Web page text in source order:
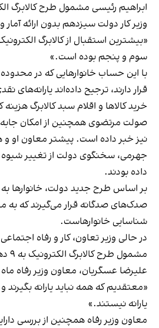
ابراهیم رئیسی مشمول طرح کالابرگ
وزیر کار دولت سیزدهم بدون ارائه
«بیشترین استقبال از کالابرگ
سوم و پنجم بوده است.»
با این حساب خانوارهایی که در
قرار دارند، ترجیح داده‌اند یارانه‌های
خرید کالاها و اقلام سبد کالابرگ هزینه
صولت مرتضوی همچنین از امکان
نیز خبر داده است. پیشتر معاون او
جهرمی، سخنگوی دولت از تغییر شیوه
داده بودند.
بر اساس طرح جدید دولت، خانوارها
صدک‌های صدگانه قرار می‌گیرند که به
شناسایی خانوارهاست.
در حالی وزیر تعاون، کار و رفاه
علیرضا عسگریان، معاون وزیر رفاه
«معتقدیم که همه نباید یارانه بگیرند
یارانه نیستند.»
معاون وزیر رفاه همچنین از بررسی